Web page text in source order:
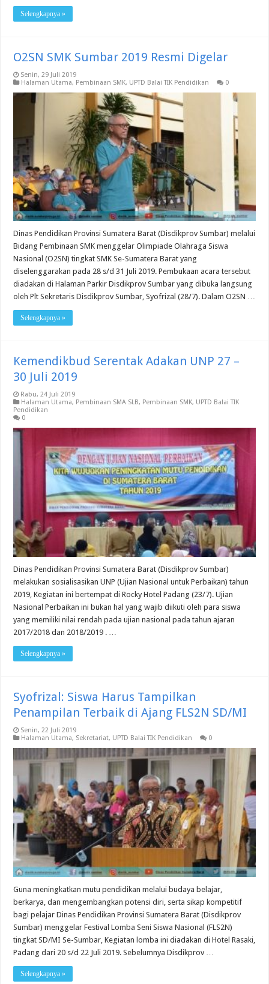
Selengkapnya »
O2SN SMK Sumbar 2019 Resmi Digelar
Senin, 29 Juli 2019
Halaman Utama, Pembinaan SMK, UPTD Balai TIK Pendidikan 0
Dinas Pendidikan Provinsi Sumatera Barat (Disdikprov Sumbar) melalui
Bidang Pembinaan SMK menggelar Olimpiade Olahraga Siswa
Nasional (O2SN) tingkat SMK Se-Sumatera Barat yang
diselenggarakan pada 28 s/d 31 Juli 2019. Pembukaan acara tersebut
diadakan di Halaman Parkir Disdikprov Sumbar yang dibuka langsung
oleh Plt Sekretaris Disdikprov Sumbar, Syofrizal (28/7). Dalam O2SN …
Selengkapnya »
Kemendikbud Serentak Adakan UNP 27 –
30 Juli 2019
Rabu, 24 Juli 2019
Halaman Utama, Pembinaan SMA SLB, Pembinaan SMK, UPTD Balai TIK
Pendidikan
0
Dinas Pendidikan Provinsi Sumatera Barat (Disdikprov Sumbar)
melakukan sosialisasikan UNP (Ujian Nasional untuk Perbaikan) tahun
2019, Kegiatan ini bertempat di Rocky Hotel Padang (23/7). Ujian
Nasional Perbaikan ini bukan hal yang wajib diikuti oleh para siswa
yang memiliki nilai rendah pada ujian nasional pada tahun ajaran
2017/2018 dan 2018/2019 . …
Selengkapnya »
Syofrizal: Siswa Harus Tampilkan
Penampilan Terbaik di Ajang FLS2N SD/MI
Senin, 22 Juli 2019
Halaman Utama, Sekretariat, UPTD Balai TIK Pendidikan 0
Guna meningkatkan mutu pendidikan melalui budaya belajar,
berkarya, dan mengembangkan potensi diri, serta sikap kompetitif
bagi pelajar Dinas Pendidikan Provinsi Sumatera Barat (Disdikprov
Sumbar) menggelar Festival Lomba Seni Siswa Nasional (FLS2N)
tingkat SD/MI Se-Sumbar, Kegiatan lomba ini diadakan di Hotel Rasaki,
Padang dari 20 s/d 22 Juli 2019. Sebelumnya Disdikprov …
Selengkapnya »